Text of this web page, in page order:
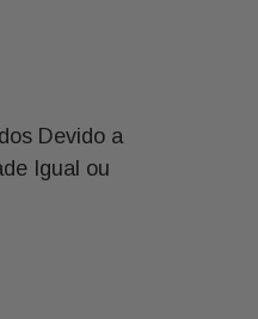
Devido a
Igual ou